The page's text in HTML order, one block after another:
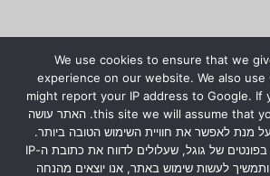
We use cookies to ensure that we
experience on our website. We also
might report your IP address to Google. If
this site we will assume that you are happy with it. האתר עושה
שימוש ב-COOKIES על מנת לאפשר את חוויית השימוש הטובה ביותר.
אנחנו גם עושים שימוש בפונטים של גוגל, שעלולים לדווח את כתובת ה-IP
לעשות שימוש באתר, אנו יוצאים מהנחה